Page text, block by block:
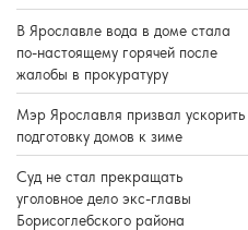
В Ярославле вода в доме стала
по-настоящему горячей после
жалобы в прокуратуру
Мэр Ярославля призвал ускорить
подготовку домов к зиме
Суд не стал прекращать
уголовное дело экс-главы
Борисоглебского района